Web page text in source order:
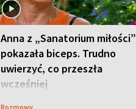
Anna z „Sanatorium miłości”
pokazała biceps. Trudno
uwierzyć, co przeszła
wcześniej
Rozmowy